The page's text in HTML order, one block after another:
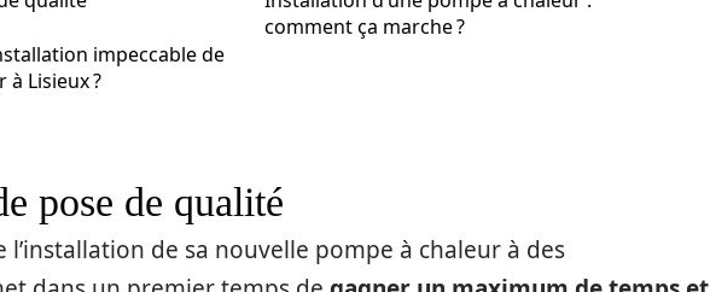
impeccable de
à Lisieux ?
comment ça marche ?
pose de qualité
l’installation de sa nouvelle pompe à chaleur à des